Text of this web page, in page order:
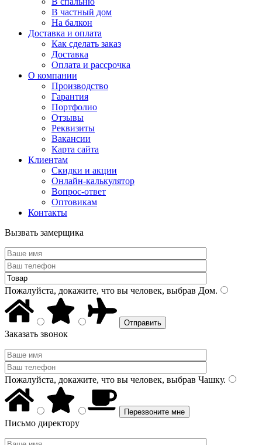
В частный дом
На балкон
Доставка и оплата
Как сделать заказ
Доставка
Оплата и рассрочка
О компании
Производство
Гарантия
Портфолио
Отзывы
Реквизиты
Вакансии
Карта сайта
Клиентам
Скидки и акции
Онлайн-калькулятор
Вопрос-ответ
Оптовикам
Контакты
Вызвать замерщика
Пожалуйста, докажите, что вы человек, выбрав Дом.
Заказать звонок
Пожалуйста, докажите, что вы человек, выбрав Чашку.
Письмо директору